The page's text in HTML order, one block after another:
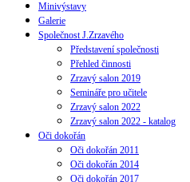
Minivýstavy
Galerie
Společnost J.Zrzavého
Představení společnosti
Přehled činnosti
Zrzavý salon 2019
Semináře pro učitele
Zrzavý salon 2022
Zrzavý salon 2022 - katalog
Oči dokořán
Oči dokořán 2011
Oči dokořán 2014
Oči dokořán 2017